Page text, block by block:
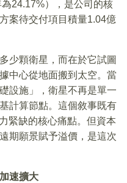
24.17%），是公司的核
案待交付項目積量1.04億
少顆衛星，而在於它試圖
中心從地面搬到太空。當
設施」，衛星不再是單一
計算節點。這個敘事既有
緊缺的核心痛點。但資本
期願景賦予溢價，是這次
速擴大